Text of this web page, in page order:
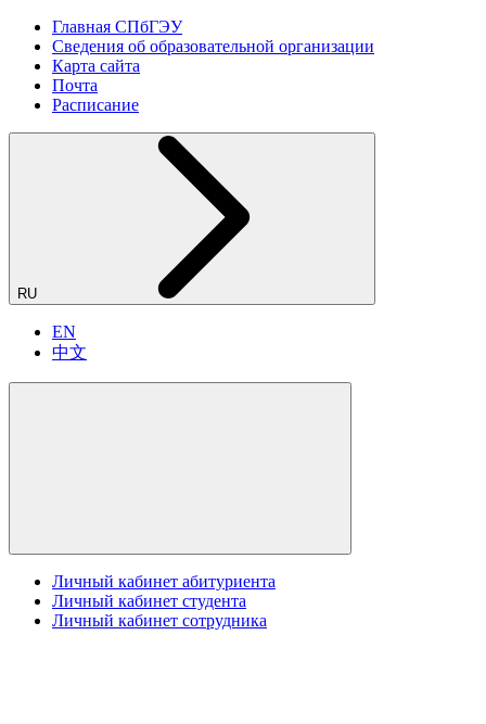
Главная СПбГЭУ
Сведения об образовательной организации
Карта сайта
Почта
Расписание
RU
EN
中文
Личный кабинет абитуриента
Личный кабинет студента
Личный кабинет сотрудника